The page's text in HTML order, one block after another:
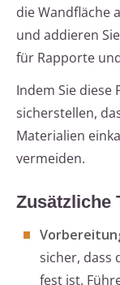
die Wandfläche
und addieren
für Rapporte
Indem Sie diese
sicherstellen,
Materialien
vermeiden.
Zusätzliche
sicher, dass
fest ist.